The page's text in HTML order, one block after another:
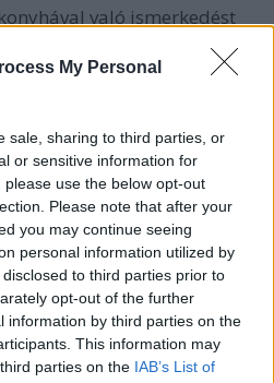
My Personal
sale, sharing to third parties, or
or sensitive information for
use the below opt-out
Please note that after your
you may continue seeing
personal information utilized by
to third parties prior to
opt-out of the further
information by third parties on the
This information may
parties on the IAB’s List of
való ismerkedést
érkezik csak.
eredeti verzió.